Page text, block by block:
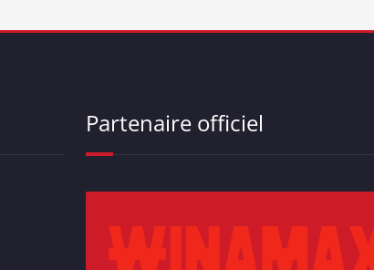
Partenaire officiel